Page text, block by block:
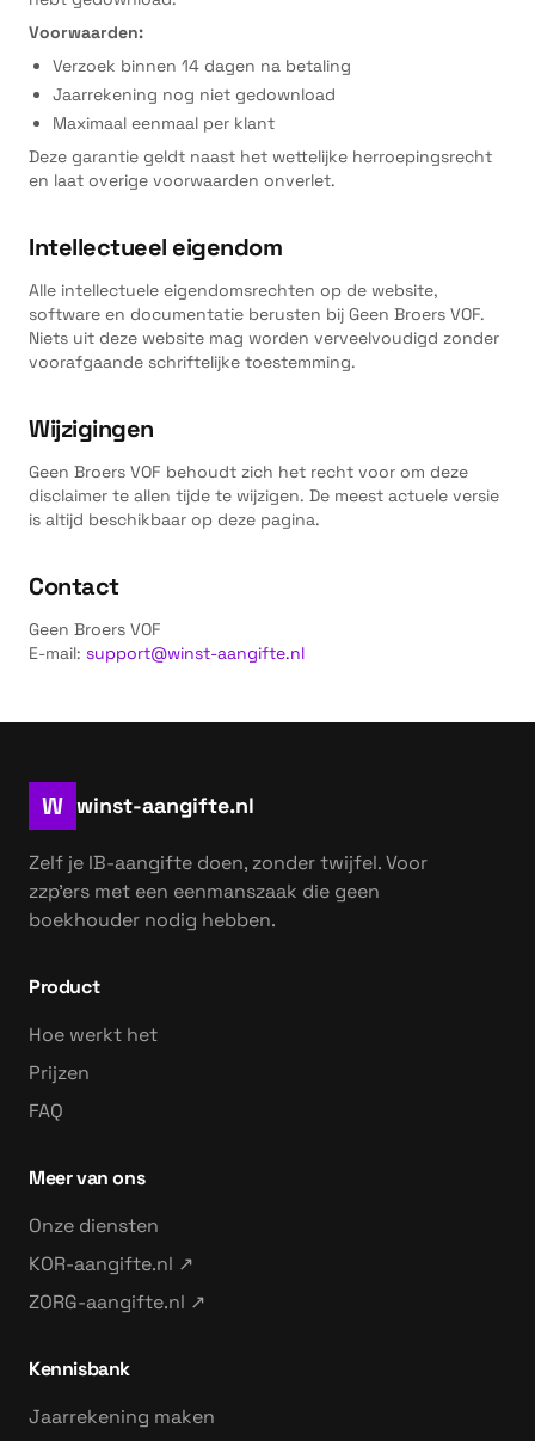
Voorwaarden:
Verzoek binnen 14 dagen na betaling
Jaarrekening nog niet gedownload
Maximaal eenmaal per klant
Deze garantie geldt naast het wettelijke herroepingsrecht
en laat overige voorwaarden onverlet.
Intellectueel eigendom
Alle intellectuele eigendomsrechten op de website,
software en documentatie berusten bij Geen Broers VOF.
Niets uit deze website mag worden verveelvoudigd zonder
voorafgaande schriftelijke toestemming.
Wijzigingen
Geen Broers VOF behoudt zich het recht voor om deze
disclaimer te allen tijde te wijzigen. De meest actuele versie
is altijd beschikbaar op deze pagina.
Contact
Geen Broers VOF
E-mail: support@winst-aangifte.nl
W winst-aangifte.nl
Zelf je IB-aangifte doen, zonder twijfel. Voor
zzp'ers met een eenmanszaak die geen
boekhouder nodig hebben.
Product
Hoe werkt het
Prijzen
FAQ
Meer van ons
Onze diensten
KOR-aangifte.nl ↗
ZORG-aangifte.nl ↗
Kennisbank
Jaarrekening maken